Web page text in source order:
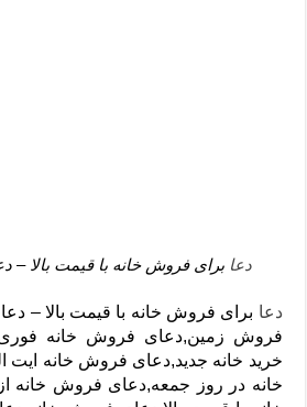
دعا برای فروش خانه با قیمت بالا
دعا برای فروش خانه با قیمت بالا –
فروش زمین,دعای فروش خانه
خرید خانه جدید,دعای فروش خانه
خانه در روز جمعه,دعای فروش خانه